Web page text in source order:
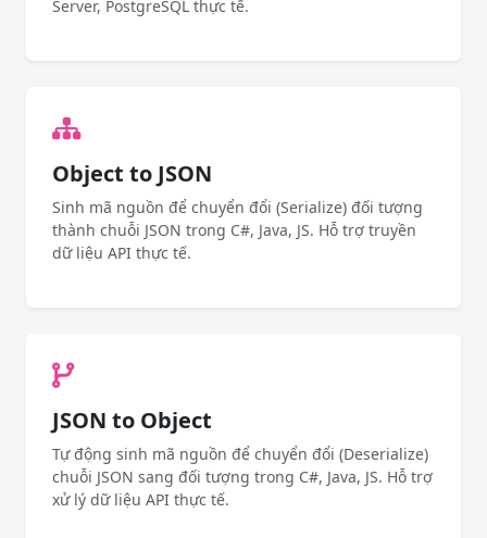
Server, PostgreSQL thực tế.
Object to JSON
Sinh mã nguồn để chuyển đổi (Serialize) đối tượng
thành chuỗi JSON trong C#, Java, JS. Hỗ trợ truyền
dữ liệu API thực tế.
JSON to Object
Tự động sinh mã nguồn để chuyển đổi (Deserialize)
chuỗi JSON sang đối tượng trong C#, Java, JS. Hỗ trợ
xử lý dữ liệu API thực tế.